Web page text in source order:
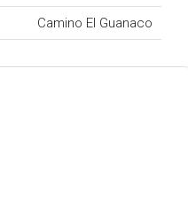
Camino El Guanaco